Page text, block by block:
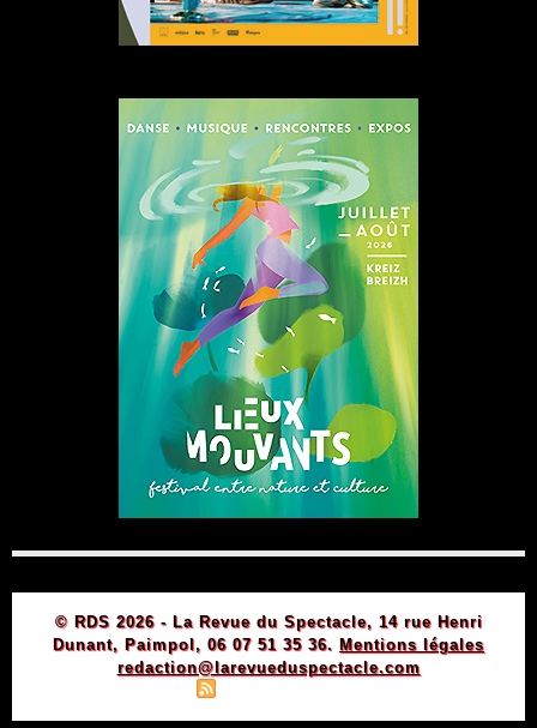
© RDS 2026 - La Revue du Spectacle, 14 rue Henri
Dunant, Paimpol, 06 07 51 35 36. Mentions légales
redaction@larevueduspectacle.com